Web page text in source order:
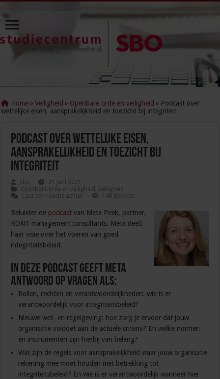
Home » Veiligheid » Openbare orde en veiligheid » Podcast over
wettelijke eisen, aansprakelijkheid en toezicht bij integriteit
Podcast over wettelijke eisen,
aansprakelijkheid en toezicht bij
integriteit
sbo
21 juni 2021
Openbare orde en veiligheid ,Veiligheid
Laat een reactie achter
148 Bekeken
Beluister de podcast van Meta Peek, partner,
RONT management consultants. Meta deelt
haar visie over het voeren van goed
integriteitsbeleid.
In deze podcast geeft Meta
antwoord op vragen als:
Rollen, rechten en verantwoordelijkheden: wie is er
verantwoordelijk voor integriteitsbeleid?
Nieuwe wet- en regelgeving: hoe zorg je ervoor dat jouw
organisatie voldoet aan de actuele criteria? En welke normen
en instrumenten zijn hierbij van belang?
Wat zijn de regels voor aansprakelijkheid waar jouw organisatie
rekening mee moet houden met betrekking tot
integriteitsbeleid? En wie is er verantwoordelijk wanneer hier